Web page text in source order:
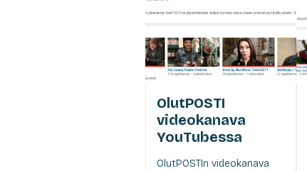
OlutPOSTI
videokanava
YouTubessa
OlutPOSTIn videokanava